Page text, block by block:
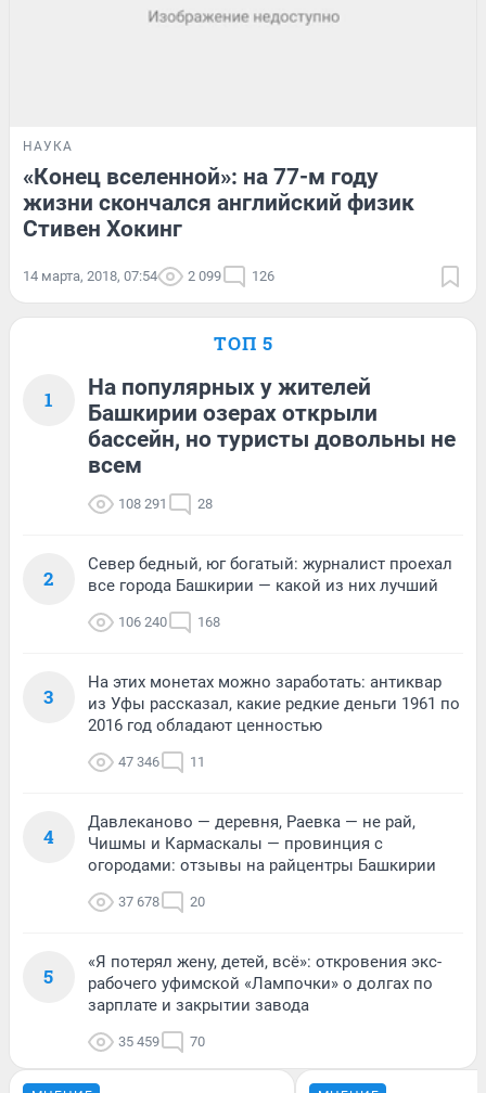
НАУКА
«Конец вселенной»: на 77-м году
жизни скончался английский физик
Стивен Хокинг
14 марта, 2018, 07:54 2 099 126
ТОП 5
1
На популярных у жителей
Башкирии озерах открыли
бассейн, но туристы довольны не
всем
108 291 28
2
Север бедный, юг богатый: журналист проехал
все города Башкирии — какой из них лучший
106 240 168
3
На этих монетах можно заработать: антиквар
из Уфы рассказал, какие редкие деньги 1961 по
2016 год обладают ценностью
47 346 11
4
Давлеканово — деревня, Раевка — не рай,
Чишмы и Кармаскалы — провинция с
огородами: отзывы на райцентры Башкирии
37 678 20
5
«Я потерял жену, детей, всё»: откровения экс-
рабочего уфимской «Лампочки» о долгах по
зарплате и закрытии завода
35 459 70